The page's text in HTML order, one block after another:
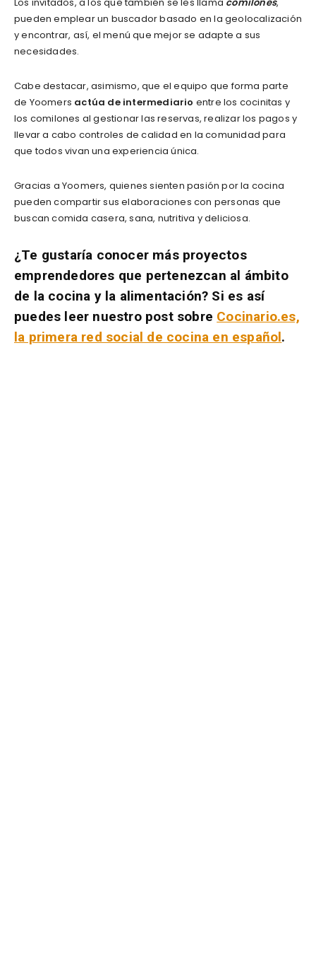
pueden emplear un buscador basado en la geolocalización
y encontrar, así, el menú que mejor se adapte a sus
necesidades.
Cabe destacar, asimismo, que el equipo que forma parte
de Yoomers actúa de intermediario entre los cocinitas y
los comilones al gestionar las reservas, realizar los pagos y
llevar a cabo controles de calidad en la comunidad para
que todos vivan una experiencia única.
Gracias a Yoomers, quienes sienten pasión por la cocina
pueden compartir sus elaboraciones con personas que
buscan comida casera, sana, nutritiva y deliciosa.
¿Te gustaría conocer más proyectos
emprendedores que pertenezcan al ámbito
de la cocina y la alimentación? Si es así
puedes leer nuestro post sobre Cocinario.es,
la primera red social de cocina en español.